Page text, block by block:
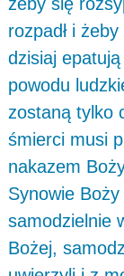
rozpadł i
dzisiaj
powodu
zostaną tylko
śmierci musi
nakazem
Synowie
samodzielnie
Bożej,